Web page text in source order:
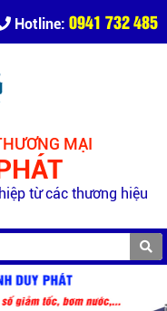
Hotline: 0941 732 485
MẠI
từ các thương hiệu